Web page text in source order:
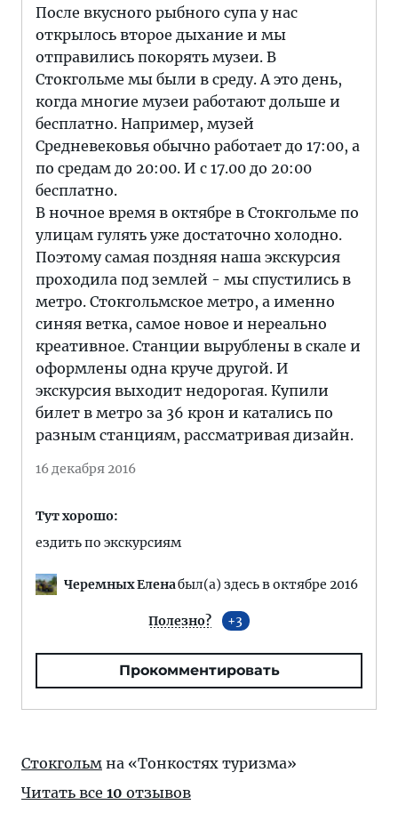
После вкусного рыбного супа у нас
открылось второе дыхание и мы
отправились покорять музеи. В
Стокгольме мы были в среду. А это день,
когда многие музеи работают дольше и
бесплатно. Например, музей
Средневековья обычно работает до 17:00, а
по средам до 20:00. И с 17.00 до 20:00
бесплатно.
В ночное время в октябре в Стокгольме по
улицам гулять уже достаточно холодно.
Поэтому самая поздняя наша экскурсия
проходила под землей - мы спустились в
метро. Стокгольмское метро, а именно
синяя ветка, самое новое и нереально
креативное. Станции вырублены в скале и
оформлены одна круче другой. И
экскурсия выходит недорогая. Купили
билет в метро за 36 крон и катались по
разным станциям, рассматривая дизайн.
16 декабря 2016
Тут хорошо:
ездить по экскурсиям
Черемных Еленабыл(а) здесь в октябре 2016
Полезно? 3
Прокомментировать
Стокгольм на «Тонкостях туризма»
Читать все 10 отзывов